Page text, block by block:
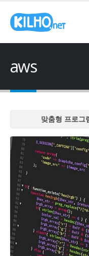
aws
맞춤형 프로그
맞춤형 프로그
맞춤형 프로그
맞춤형 프로